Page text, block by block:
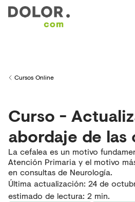
Back to
Cursos Online
Curso -
abordaje de las
La cefalea es un motivo
Atención Primaria y el motivo
en consultas de Neurología.
Última actualización: 24 de
estimado de lectura: 2 min.